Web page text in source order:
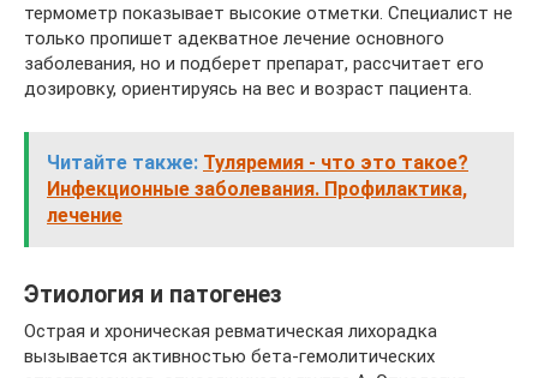
термометр показывает высокие отметки. Специалист не
только пропишет адекватное лечение основного
заболевания, но и подберет препарат, рассчитает его
дозировку, ориентируясь на вес и возраст пациента.
Читайте также: Туляремия - что это такое?
Инфекционные заболевания. Профилактика,
лечение
Этиология и патогенез
Острая и хроническая ревматическая лихорадка
вызывается активностью бета-гемолитических